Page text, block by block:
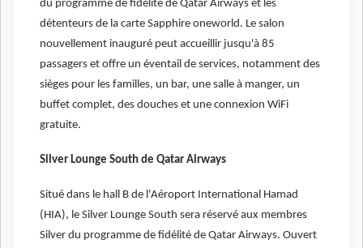
du programme de fidélité de Qatar Airways et les
détenteurs de la carte Sapphire oneworld. Le salon
nouvellement inauguré peut accueillir jusqu'à 85
passagers et offre un éventail de services, notamment des
sièges pour les familles, un bar, une salle à manger, un
buffet complet, des douches et une connexion WiFi
gratuite.
Silver Lounge South de Qatar Airways
Situé dans le hall B de l'Aéroport International Hamad
(HIA), le Silver Lounge South sera réservé aux membres
Silver du programme de fidélité de Qatar Airways. Ouvert